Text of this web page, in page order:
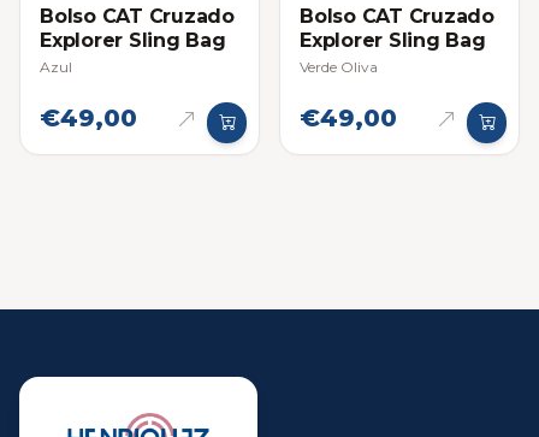
Bolso CAT Cruzado
Explorer Sling Bag
Azul
€49,00
Bolso CAT Cruzado
Explorer Sling Bag
Verde Oliva
€49,00